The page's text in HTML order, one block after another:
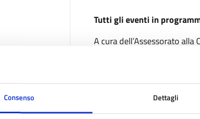
Consenso Dettagli
Tutti gli eventi in
A cura dell’Assessorato
A chi è rivolto
Insegnanti, Educatori